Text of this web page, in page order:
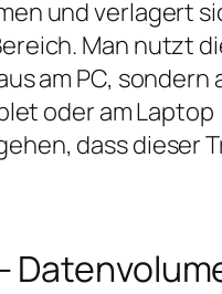
und verlagert
Man nutzt
am PC, sondern
oder am Laptop
dass dieser